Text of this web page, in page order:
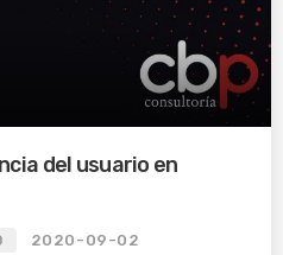
del usuario en
2020-09-02